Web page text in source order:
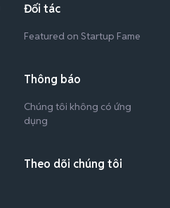
Đối tác
Featured on Startup Fame
Thông báo
Chúng tôi không có ứng
dụng
Theo dõi chúng tôi